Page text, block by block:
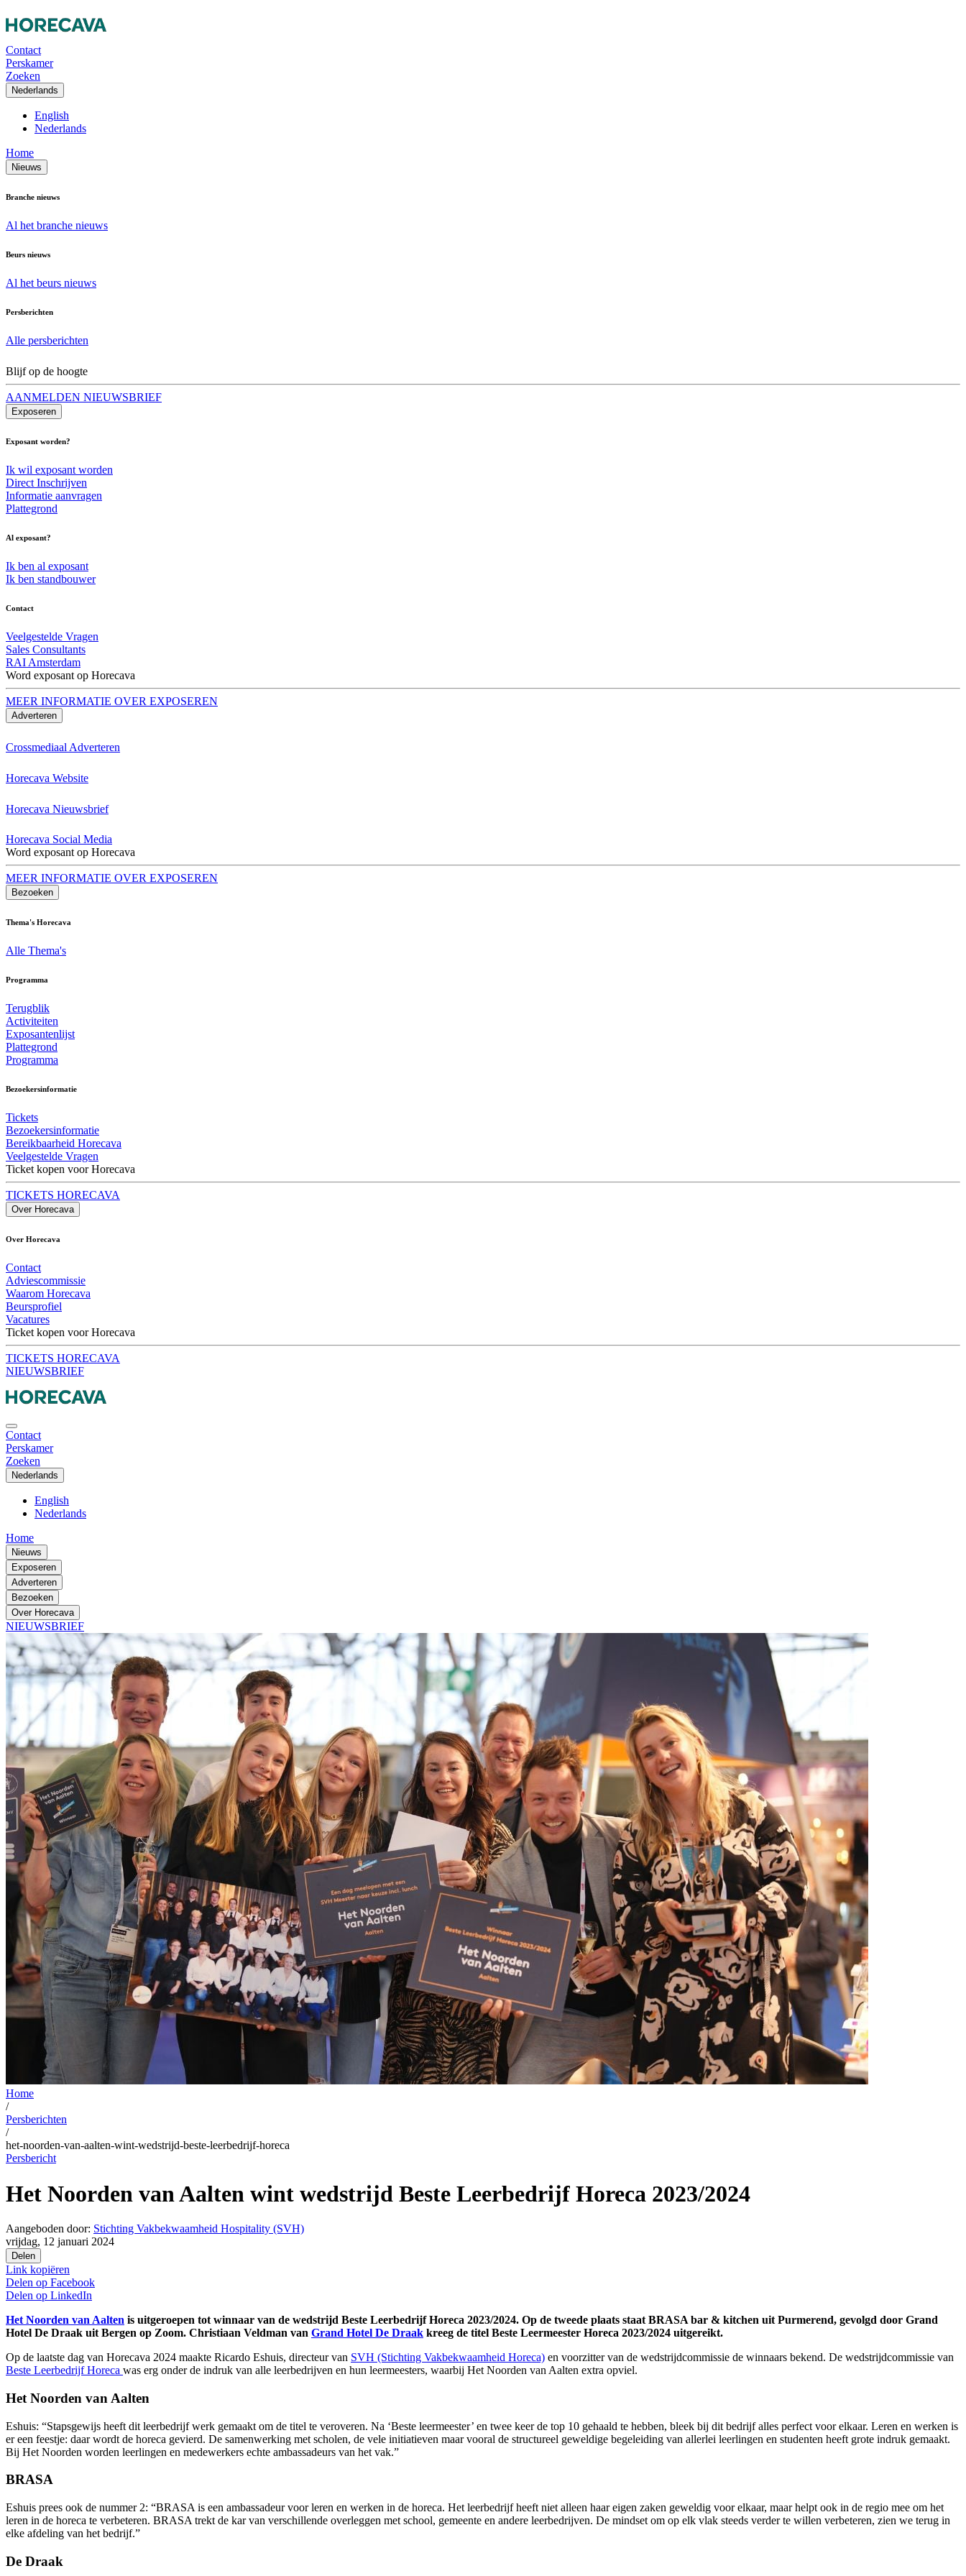
Contact
Perskamer
Zoeken
Nederlands
English
Nederlands
Home
Nieuws
Branche nieuws
Al het branche nieuws
Beurs nieuws
Al het beurs nieuws
Persberichten
Alle persberichten
Blijf op de hoogte
AANMELDEN NIEUWSBRIEF
Exposeren
Exposant worden?
Ik wil exposant worden
Direct Inschrijven
Informatie aanvragen
Plattegrond
Al exposant?
Ik ben al exposant
Ik ben standbouwer
Contact
Veelgestelde Vragen
Sales Consultants
RAI Amsterdam
Word exposant op Horecava
MEER INFORMATIE OVER EXPOSEREN
Adverteren
Crossmediaal Adverteren
Horecava Website
Horecava Nieuwsbrief
Horecava Social Media
Word exposant op Horecava
MEER INFORMATIE OVER EXPOSEREN
Bezoeken
Thema's Horecava
Alle Thema's
Programma
Terugblik
Activiteiten
Exposantenlijst
Plattegrond
Programma
Bezoekersinformatie
Tickets
Bezoekersinformatie
Bereikbaarheid Horecava
Veelgestelde Vragen
Ticket kopen voor Horecava
TICKETS HORECAVA
Over Horecava
Over Horecava
Contact
Adviescommissie
Waarom Horecava
Beursprofiel
Vacatures
Ticket kopen voor Horecava
TICKETS HORECAVA
NIEUWSBRIEF
Contact
Perskamer
Zoeken
Nederlands
English
Nederlands
Home
Nieuws
Exposeren
Adverteren
Bezoeken
Over Horecava
NIEUWSBRIEF
Home
/
Persberichten
/
het-noorden-van-aalten-wint-wedstrijd-beste-leerbedrijf-horeca
Persbericht
Het Noorden van Aalten wint wedstrijd Beste Leerbedrijf Horeca 2023/2024
Aangeboden door: Stichting Vakbekwaamheid Hospitality (SVH)
vrijdag, 12 januari 2024
Delen
Link kopiëren
Delen op Facebook
Delen op LinkedIn
Het Noorden van Aalten is uitgeroepen tot winnaar van de wedstrijd Beste Leerbedrijf Horeca 2023/2024. Op de tweede plaats staat BRASA bar & kitchen uit Purmerend, gevolgd door Grand
Hotel De Draak uit Bergen op Zoom. Christiaan Veldman van Grand Hotel De Draak kreeg de titel Beste Leermeester Horeca 2023/2024 uitgereikt.
Op de laatste dag van Horecava 2024 maakte Ricardo Eshuis, directeur van SVH (Stichting Vakbekwaamheid Horeca) en voorzitter van de wedstrijdcommissie de winnaars bekend. De wedstrijdcommissie van
Beste Leerbedrijf Horeca was erg onder de indruk van alle leerbedrijven en hun leermeesters, waarbij Het Noorden van Aalten extra opviel.
Het Noorden van Aalten
Eshuis: “Stapsgewijs heeft dit leerbedrijf werk gemaakt om de titel te veroveren. Na ‘Beste leermeester’ en twee keer de top 10 gehaald te hebben, bleek bij dit bedrijf alles perfect voor elkaar. Leren en werken is
er een feestje: daar wordt de horeca gevierd. De samenwerking met scholen, de vele initiatieven maar vooral de structureel geweldige begeleiding van allerlei leerlingen en studenten heeft grote indruk gemaakt.
Bij Het Noorden worden leerlingen en medewerkers echte ambassadeurs van het vak.”
BRASA
Eshuis prees ook de nummer 2: “BRASA is een ambassadeur voor leren en werken in de horeca. Het leerbedrijf heeft niet alleen haar eigen zaken geweldig voor elkaar, maar helpt ook in de regio mee om het
leren in de horeca te verbeteren. BRASA trekt de kar van verschillende overleggen met school, gemeente en andere leerbedrijven. De mindset om op elk vlak steeds verder te willen verbeteren, zien we terug in
elke afdeling van het bedrijf.”
De Draak